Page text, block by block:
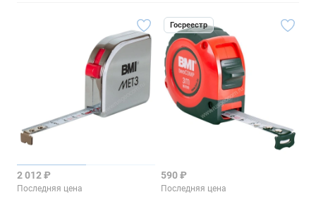
2 012 ₽
Последняя цена
Госреестр
590 ₽
Последняя цена